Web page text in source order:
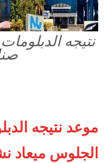
الجلوس ميعاد